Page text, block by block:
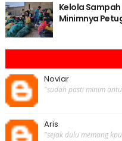
Kelola
Minimnya
Noviar
"sudah pasti minim
Aris
"sejak dulu memang